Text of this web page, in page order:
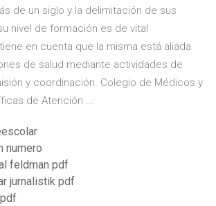
de un siglo y la delimitación de sus
nivel de formación es de vital
en cuenta que la misma está aliada
de salud mediante actividades de
y coordinación. Colegio de Médicos y
de Atención ...
numero
feldman pdf
jurnalistik pdf